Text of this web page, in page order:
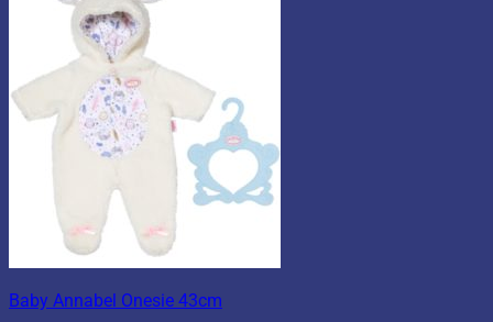
Baby Annabel Onesie 43cm